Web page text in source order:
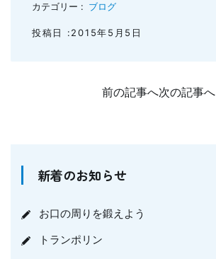
カテゴリー : ブログ
投稿日 :2015年5月5日
前の記事へ次の記事へ
新着のお知らせ
お口の周りを鍛えよう
トランポリン